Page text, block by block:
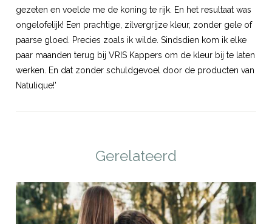
gezeten en voelde me de koning te rijk. En het resultaat was
ongelofelijk! Een prachtige, zilvergrijze kleur, zonder gele of
paarse gloed. Precies zoals ik wilde. Sindsdien kom ik elke
paar maanden terug bij VRIS Kappers om de kleur bij te laten
werken. En dat zonder schuldgevoel door de producten van
Natulique!'
Gerelateerd